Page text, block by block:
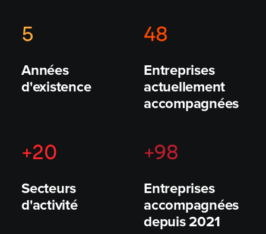
5
Années
d'existence
48
Entreprises
actuellement
accompagnées
+20
Secteurs
d'activité
+98
Entreprises
accompagnées
depuis 2021